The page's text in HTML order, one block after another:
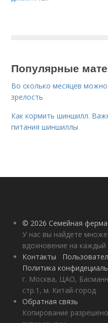
Популярные
Во сколько месяцев
зрелость
Как кормить шиншилл.
питания шиншиллы
© 2026 Семейная ферма
У нас вы найдете
вдохновение на каждый
Контакты
Политика
г. Москва, ЦАО,
стр.1, м. Китай-город
Обратная связь
Копирование